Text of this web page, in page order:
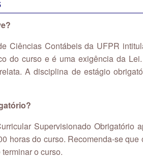
Contábeis da UFPR
do curso e é uma exigência da
A disciplina de estágio
Supervisionado Obrigatório
horas do curso. Recomenda-se
o curso.